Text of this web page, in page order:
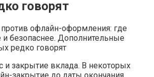
говорят
закрытие вклада. В некоторых
закрытие до даты окончания